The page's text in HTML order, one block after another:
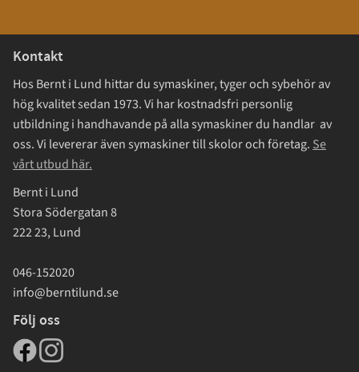
Kontakt
Hos Bernt i Lund hittar du symaskiner, tyger och sybehör av
hög kvalitet sedan 1973. Vi har kostnadsfri personlig
utbildning i handhavande på alla symaskiner du handlar av
oss. Vi levererar även symaskiner till skolor och företag. Se
vårt utbud här.
Bernt i Lund
Stora Södergatan 8
222 23, Lund
046-152020
info@berntilund.se
Följ oss